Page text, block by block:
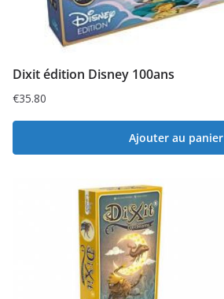
Dixit édition Disney 100ans
€35.80
Ajouter au panier